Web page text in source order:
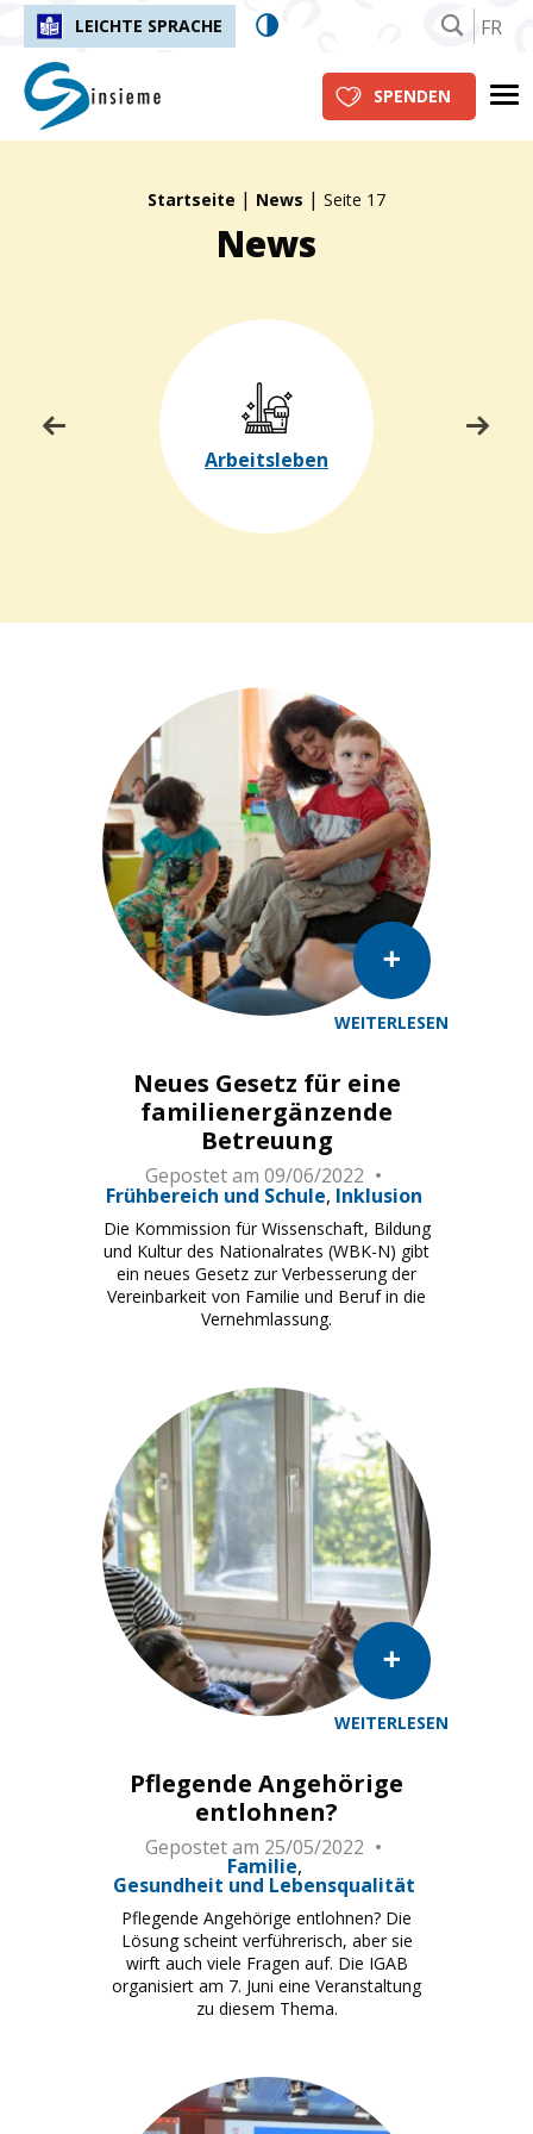
LEICHTE SPRACHE FR
insieme.ch
SPENDEN
Startseite | News | Seite 17
News
Arbeitsleben
WEITERLESEN
Neues Gesetz für eine
familienergänzende
Betreuung
Gepostet am 09/06/2022
Frühbereich und Schule Inklusion
Die Kommission für Wissenschaft, Bildung
und Kultur des Nationalrates (WBK-N) gibt
ein neues Gesetz zur Verbesserung der
Vereinbarkeit von Familie und Beruf in die
Vernehmlassung.
WEITERLESEN
Pflegende Angehörige
entlohnen?
Gepostet am 25/05/2022
Familie
Gesundheit und Lebensqualität
Pflegende Angehörige entlohnen? Die
Lösung scheint verführerisch, aber sie
wirft auch viele Fragen auf. Die IGAB
organisiert am 7. Juni eine Veranstaltung
zu diesem Thema.